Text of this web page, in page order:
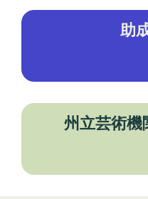
助
州立芸術